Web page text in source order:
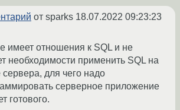
от sparks 18.07.2022 09:23:23
имеет отношения к SQL и не
необходимости применить SQL на
сервера, для чего надо
серверное приложение
готового.